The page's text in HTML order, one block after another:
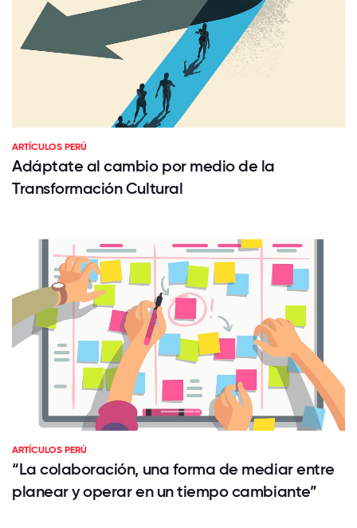
ARTÍCULOS PERÚ
Adáptate al cambio por medio de la
Transformación Cultural
ARTÍCULOS PERÚ
“La colaboración, una forma de mediar entre
planear y operar en un tiempo cambiante”